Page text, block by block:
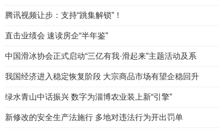
腾讯视频让步：支持“跳集解锁”！
直击业绩会 速读房企“半年鉴”
中国滑冰协会正式启动“三亿有我·滑起来”主题活动及系
我国经济进入稳定恢复阶段 大宗商品市场有望企稳回升
绿水青山中话振兴 数字为淄博农业装上新“引擎”
新修改的安全生产法施行 多地对违法行为开出罚单